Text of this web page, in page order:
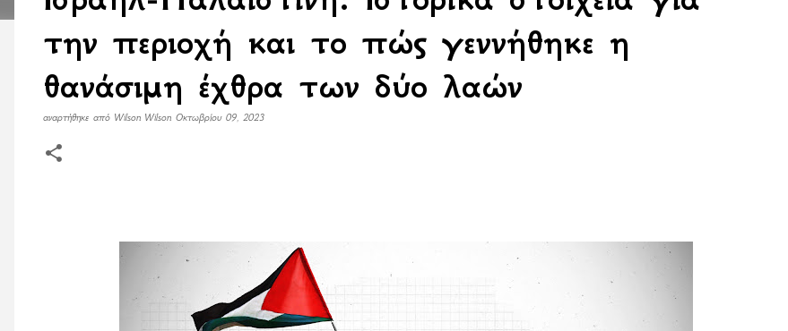
την περιοχή και τo πώς γεννήθηκε η
θανάσιμη έχθρα των δύο λαών
αναρτήθηκε από Wilson Wilson Οκτωβρίου 09, 2023